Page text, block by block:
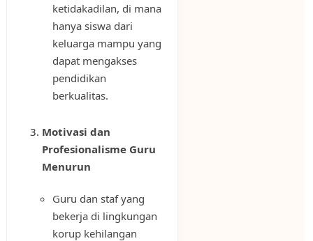
ketidakadilan, di mana
hanya siswa dari
keluarga mampu yang
dapat mengakses
pendidikan
berkualitas.
Motivasi dan
Profesionalisme Guru
Menurun
Guru dan staf yang
bekerja di lingkungan
korup kehilangan